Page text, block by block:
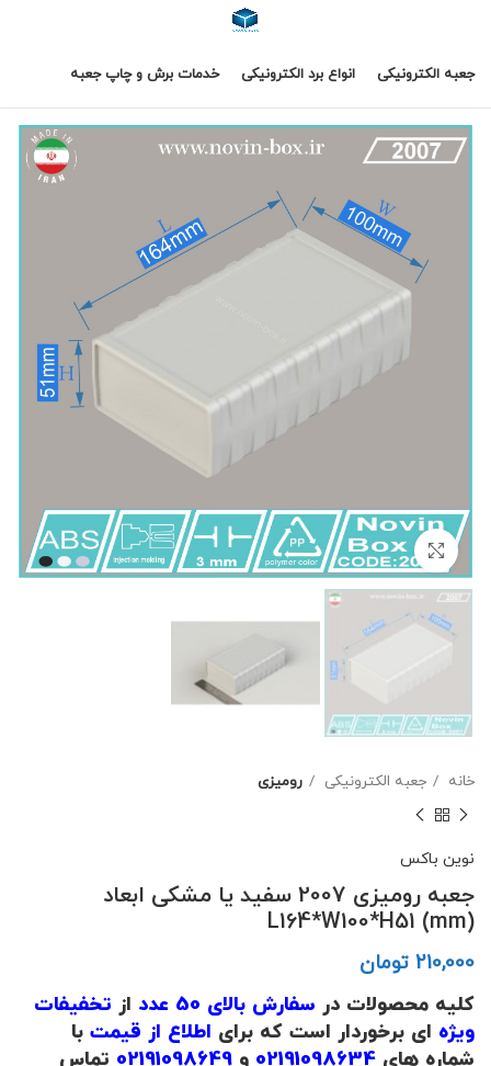
جعبه الکترونیکی انواع برد الکترونیکی خدمات برش و چاپ جعبه
برای بزرگنمایی کلیک کنید
خانه جعبه الکترونیکی رومیزی
نوین باکس
جعبه رومیزی 2007 سفید یا مشکی ابعاد
L164*W100*H51 (mm)
تومان
کلیه محصولات در سفارش بالای 50 عدد از تخفیفات
ویژه ای برخوردار است که برای اطلاع از قیمت با
شماره های
و 02191098649 تماس